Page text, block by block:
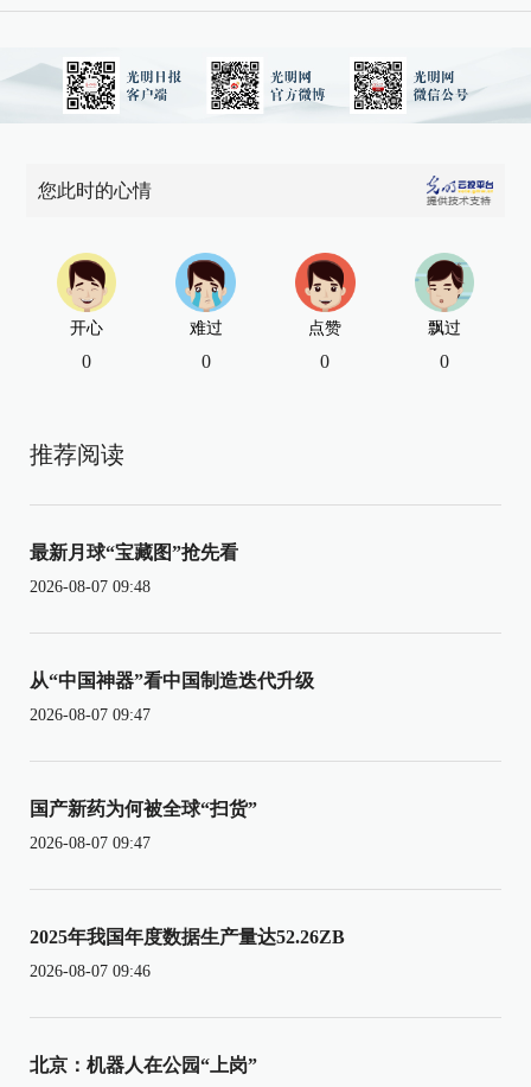
您此时的心情
开心
0
难过
0
点赞
0
飘过
0
推荐阅读
最新月球“宝藏图”抢先看
2026-08-07 09:48
从“中国神器”看中国制造迭代升级
2026-08-07 09:47
国产新药为何被全球“扫货”
2026-08-07 09:47
2025年我国年度数据生产量达52.26ZB
2026-08-07 09:46
北京：机器人在公园“上岗”